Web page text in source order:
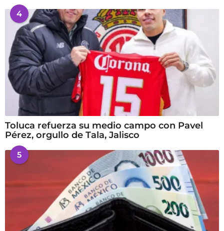
4
Toluca refuerza su medio campo con Pavel
Pérez, orgullo de Tala, Jalisco
5